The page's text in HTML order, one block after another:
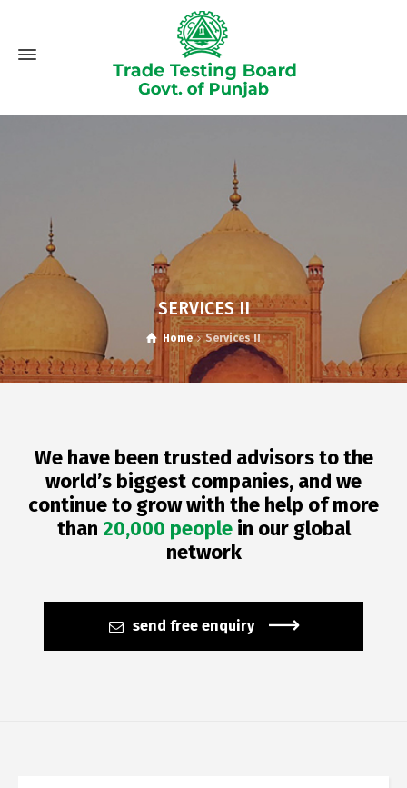
SERVICES II
Home Services II
We have been trusted advisors to the
world’s biggest companies, and we
continue to grow with the help of more
than 20,000 peoplein our global
network
send free enquiry